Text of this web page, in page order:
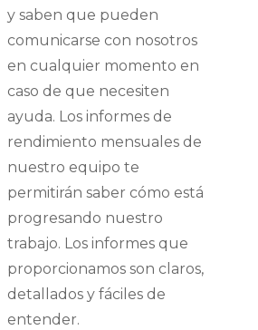
y saben que pueden
comunicarse con nosotros
en cualquier momento en
caso de que necesiten
ayuda. Los informes de
rendimiento mensuales de
nuestro equipo te
permitirán saber cómo está
progresando nuestro
trabajo. Los informes que
proporcionamos son claros,
detallados y fáciles de
entender.